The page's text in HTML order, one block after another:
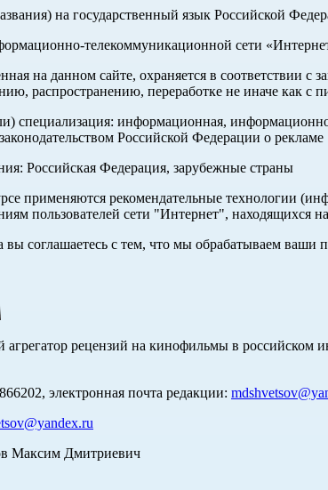
на государственный язык Российской
телекоммуникационной сети
на данном сайте, охраняется в соответствии
распространению, переработке не иначе как с
специализация: информационная, информационно-
Российской Федерации о рекламе
Российская Федерация, зарубежные страны
применяются рекомендательные технологии
пользователей сети "Интернет", находящихся
вы соглашаетесь с тем, что мы обрабатываем
рецензий на кинофильмы в российском
электронная почта редакции:
Максим Дмитриевич